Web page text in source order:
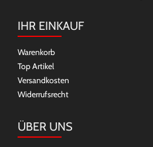
IHR EINKAUF
Warenkorb
Top Artikel
Versandkosten
Widerrufsrecht
ÜBER UNS